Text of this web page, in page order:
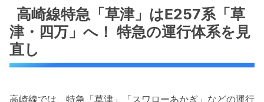
高崎線特急「草津」はE257系「草
津・四万」へ！ 特急の運行体系を見
直し
高崎線では、特急「草津」「スワローあかぎ」などの運行